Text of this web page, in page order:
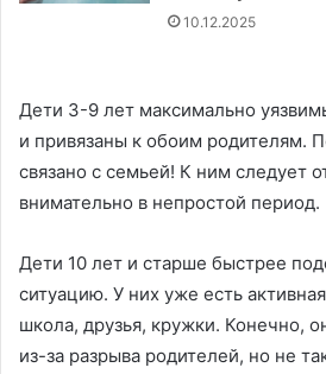
10.12.2025
Дети 3-9 лет максимально
и привязаны к обоим родителям.
связано с семьей! К ним следует
внимательно в непростой период.
Дети 10 лет и старше быстрее
ситуацию. У них уже есть
школа, друзья, кружки. Конечно,
из-за разрыва родителей, но не